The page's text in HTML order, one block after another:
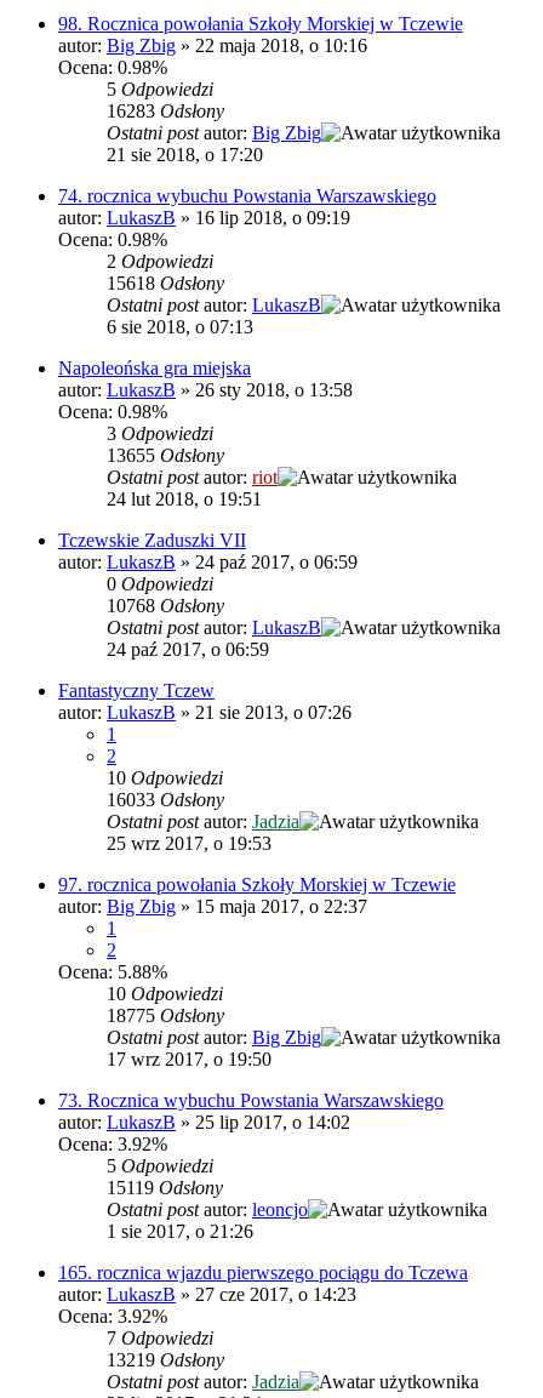
98. Rocznica powołania Szkoły Morskiej w Tczewie
autor: Big Zbig » 22 maja 2018, o 10:16
Ocena: 0.98%
5 Odpowiedzi
16283 Odsłony
Ostatni postautor: Big Zbig
21 sie 2018, o 17:20
74. rocznica wybuchu Powstania Warszawskiego
autor: LukaszB » 16 lip 2018, o 09:19
Ocena: 0.98%
2 Odpowiedzi
15618 Odsłony
Ostatni postautor: LukaszB
6 sie 2018, o 07:13
Napoleońska gra miejska
autor: LukaszB » 26 sty 2018, o 13:58
Ocena: 0.98%
3 Odpowiedzi
13655 Odsłony
Ostatni postautor: riot
24 lut 2018, o 19:51
Tczewskie Zaduszki VII
autor: LukaszB » 24 paź 2017, o 06:59
0 Odpowiedzi
10768 Odsłony
Ostatni postautor: LukaszB
24 paź 2017, o 06:59
Fantastyczny Tczew
autor: LukaszB » 21 sie 2013, o 07:26
1
2
10 Odpowiedzi
16033 Odsłony
Ostatni postautor: Jadzia
25 wrz 2017, o 19:53
97. rocznica powołania Szkoły Morskiej w Tczewie
autor: Big Zbig » 15 maja 2017, o 22:37
1
2
Ocena: 5.88%
10 Odpowiedzi
18775 Odsłony
Ostatni postautor: Big Zbig
17 wrz 2017, o 19:50
73. Rocznica wybuchu Powstania Warszawskiego
autor: LukaszB » 25 lip 2017, o 14:02
Ocena: 3.92%
5 Odpowiedzi
15119 Odsłony
Ostatni postautor: leoncjo
1 sie 2017, o 21:26
165. rocznica wjazdu pierwszego pociągu do Tczewa
autor: LukaszB » 27 cze 2017, o 14:23
Ocena: 3.92%
7 Odpowiedzi
13219 Odsłony
Ostatni postautor: Jadzia